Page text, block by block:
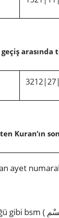
arasında
Kuran’ın
ayet